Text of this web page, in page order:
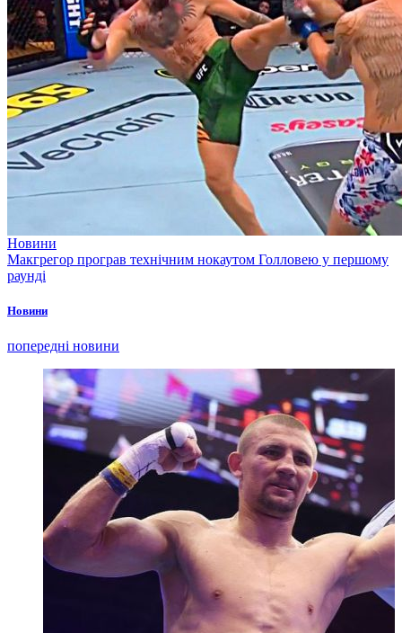
Новини
Макгрегор програв технічним нокаутом Голловею у першому
раунді
Новини
попередні новини